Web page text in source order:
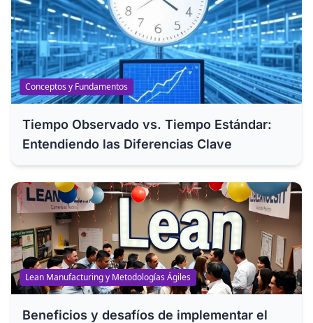
Conceptos y Fundamentos
Tiempo Observado vs. Tiempo Estándar:
Entendiendo las Diferencias Clave
Lean Manufacturing y Metodologías Ágiles
Beneficios y desafíos de implementar el